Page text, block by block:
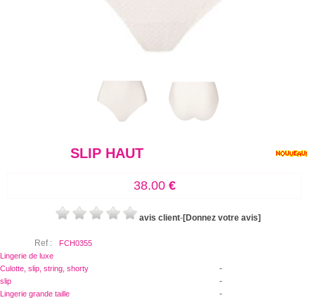
SLIP HAUT
38.00€
avis client-[Donnez votre avis]
Ref :
FCH0355
Lingerie de luxe
-
Culotte, slip, string, shorty
-
slip
-
Lingerie grande taille